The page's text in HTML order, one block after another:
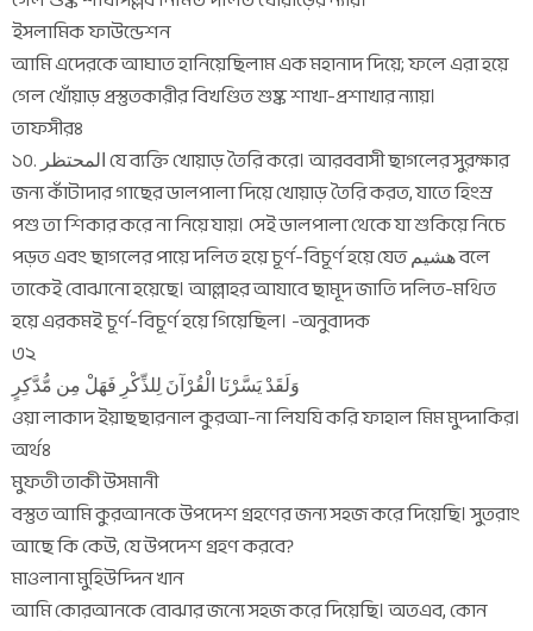
ইসলামিক ফাউন্ডেশন
আমি এদেরকে আঘাত হানিয়েছিলাম এক মহানাদ দিয়ে; ফলে এরা হয়ে
গেল খোঁয়াড় প্রস্তুতকারীর বিখণ্ডিত শুষ্ক শাখা-প্রশাখার ন্যায়।
তাফসীরঃ
১০. المحتظر যে ব্যক্তি খোয়াড় তৈরি করে। আরববাসী ছাগলের সুরক্ষার
জন্য কাঁটাদার গাছের ডালপালা দিয়ে খোয়াড় তৈরি করত, যাতে হিংস্র
পশু তা শিকার করে না নিয়ে যায়। সেই ডালপালা থেকে যা শুকিয়ে নিচে
পড়ত এবং ছাগলের পায়ে দলিত হয়ে চূর্ণ-বিচূর্ণ হয়ে যেত هشيم বলে
তাকেই বোঝানো হয়েছে। আল্লাহর আযাবে ছামূদ জাতি দলিত-মথিত
হয়ে এরকমই চূর্ণ-বিচূর্ণ হয়ে গিয়েছিল। -অনুবাদক
৩২
وَلَقَدْ يَسَّرْنَا الْقُرْآنَ لِلذِّكْرِ فَهَلْ مِن مُّدَّكِرٍ
ওয়া লাকাদ ইয়াছছারনাল কুরআ-না লিযযি করি ফাহাল মিম মুদ্দাকির।
অর্থঃ
মুফতী তাকী উসমানী
বস্তুত আমি কুরআনকে উপদেশ গ্রহণের জন্য সহজ করে দিয়েছি। সুতরাং
আছে কি কেউ, যে উপদেশ গ্রহণ করবে?
মাওলানা মুহিউদ্দিন খান
আমি কোরআনকে বোঝার জন্যে সহজ করে দিয়েছি। অতএব, কোন